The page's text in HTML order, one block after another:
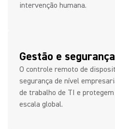
intervenção humana.
Gestão e
O controle remoto de
segurança de nível
de trabalho de TI e
escala global.